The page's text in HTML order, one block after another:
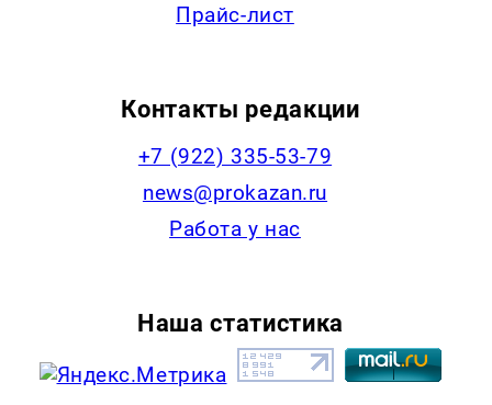
Прайс-лист
Контакты редакции
+7 (922) 335-53-79
news@prokazan.ru
Работа у нас
Наша статистика